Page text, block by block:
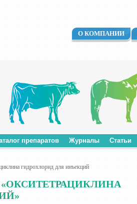
О КОМПАНИИ
препаратов Журналы Статьи
гидрохлорид для инъекций